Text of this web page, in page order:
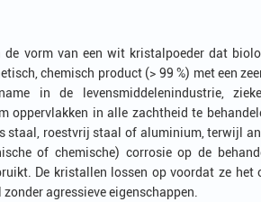
vorm van een wit kristalpoeder dat
chemisch product (> 99 %) met een
in de levensmiddelenindustrie,
oppervlakken in alle zachtheid te
staal, roestvrij staal of aluminium, terwijl
of chemische) corrosie op de
De kristallen lossen op voordat ze
agressieve eigenschappen.